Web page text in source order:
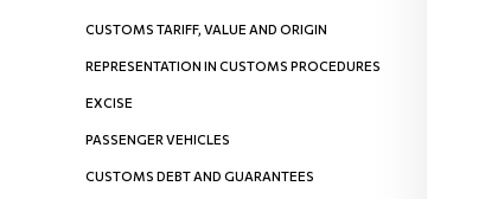
CUSTOMS TARIFF, VALUE AND ORIGIN
REPRESENTATION IN CUSTOMS PROCEDURES
EXCISE
PASSENGER VEHICLES
CUSTOMS DEBT AND GUARANTEES